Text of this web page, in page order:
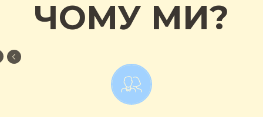
ЧОМУ МИ?